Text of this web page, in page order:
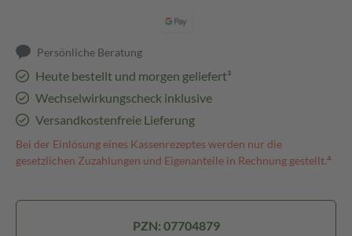
Persönliche Beratung
Heute bestellt und morgen geliefert³
Wechselwirkungscheck inklusive
Versandkostenfreie Lieferung
Bei der Einlösung eines Kassenrezeptes werden nur die
gesetzlichen Zuzahlungen und Eigenanteile in Rechnung gestellt.⁴
PZN: 07704879